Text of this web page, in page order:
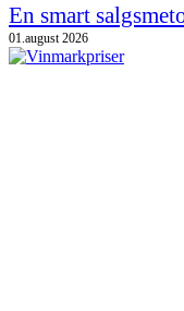
En smart
01.august 2026